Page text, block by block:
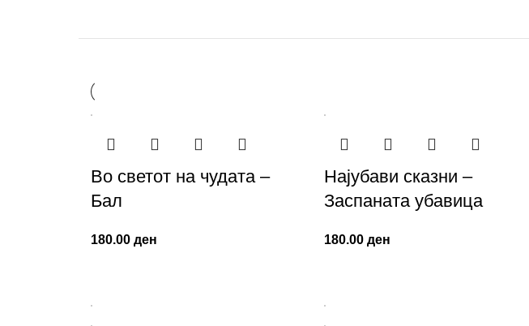
Во светот на чудата –
Бал
180.00 ден
Најубави сказни –
Заспаната убавица
180.00 ден